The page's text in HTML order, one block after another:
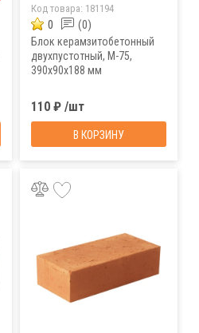
Код товара: 181194
0 (0)
Блок керамзитобетонный
двухпустотный, М-75,
390х90х188 мм
110 ₽ /шт
В КОРЗИНУ